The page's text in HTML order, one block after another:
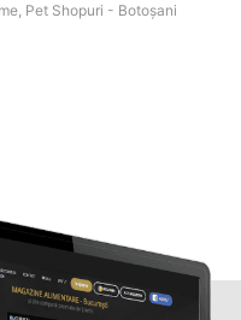
Pet Shopuri - Botoşani